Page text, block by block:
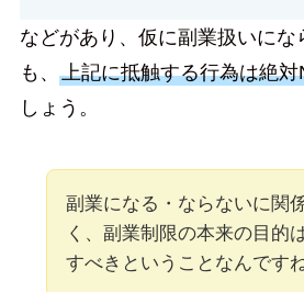
などがあり、仮に副業扱いにな
も、 上記に抵触する行為は絶対
しょう。
副業になる・ならないに関
く、副業制限の本来の目的
すべきということなんです